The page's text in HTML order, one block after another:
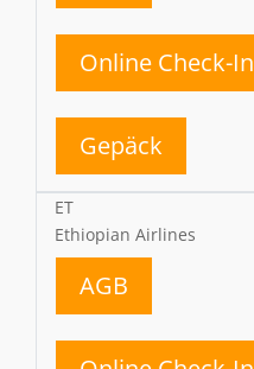
Online Check-In
Gepäck
ET
Ethiopian Airlines
AGB